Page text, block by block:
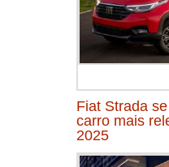
Fiat Strada
carro mais
2025